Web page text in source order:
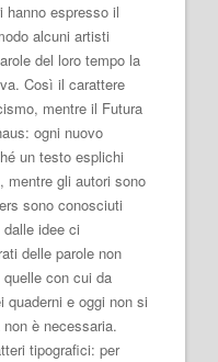
espresso il
alcuni artisti
del loro tempo la
Così il carattere
mentre il Futura
ogni nuovo
un testo esplichi
mentre gli autori sono
sono conosciuti
idee ci
delle parole non
con cui da
quaderni e oggi non si
è necessaria.
tipografici: per